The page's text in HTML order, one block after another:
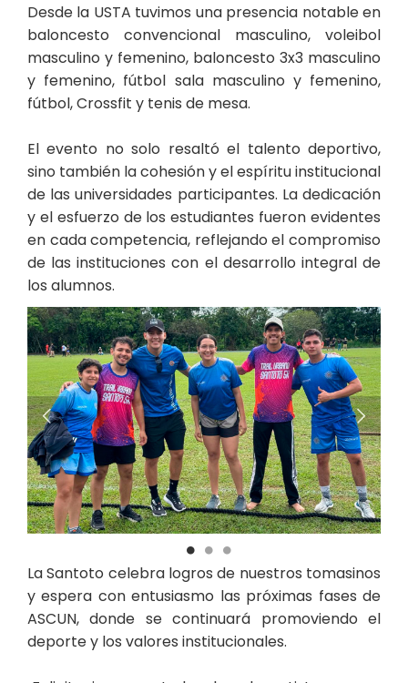
Desde la USTA tuvimos una presencia notable en
baloncesto convencional masculino, voleibol
masculino y femenino, baloncesto 3x3 masculino
y femenino, fútbol sala masculino y femenino,
fútbol, Crossfit y tenis de mesa.
El evento no solo resaltó el talento deportivo,
sino también la cohesión y el espíritu institucional
de las universidades participantes. La dedicación
y el esfuerzo de los estudiantes fueron evidentes
en cada competencia, reflejando el compromiso
de las instituciones con el desarrollo integral de
los alumnos.
La Santoto celebra logros de nuestros tomasinos
y espera con entusiasmo las próximas fases de
ASCUN, donde se continuará promoviendo el
deporte y los valores institucionales.